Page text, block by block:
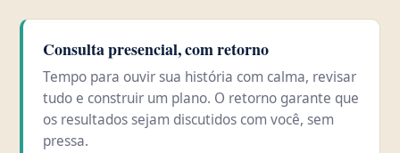
Consulta presencial, com retorno
Tempo para ouvir sua história com calma, revisar
tudo e construir um plano. O retorno garante que
os resultados sejam discutidos com você, sem
pressa.